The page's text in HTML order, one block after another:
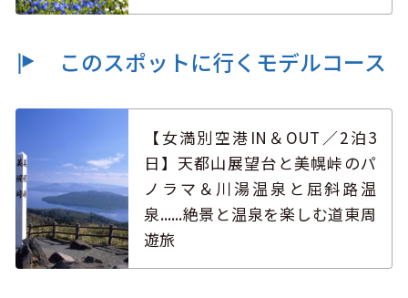
このスポットに行くモデルコース
【女満別空港IN＆OUT／2泊3
日】天都山展望台と美幌峠のパ
ノラマ＆川湯温泉と屈斜路温
泉......絶景と温泉を楽しむ道東周
遊旅